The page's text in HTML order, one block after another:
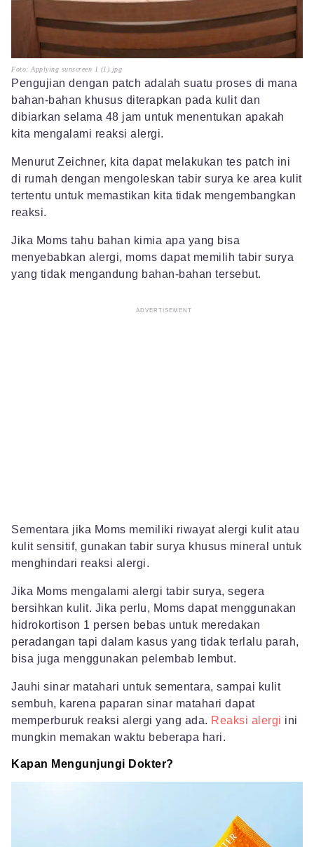
Foto: Applying sunscreen 1 (1).jpg
Pengujian dengan patch adalah suatu proses di mana
bahan-bahan khusus diterapkan pada kulit dan
dibiarkan selama 48 jam untuk menentukan apakah
kita mengalami reaksi alergi.
Menurut Zeichner, kita dapat melakukan tes patch ini
di rumah dengan mengoleskan tabir surya ke area kulit
tertentu untuk memastikan kita tidak mengembangkan
reaksi.
Jika Moms tahu bahan kimia apa yang bisa
menyebabkan alergi, moms dapat memilih tabir surya
yang tidak mengandung bahan-bahan tersebut.
Sementara jika Moms memiliki riwayat alergi kulit atau
kulit sensitif, gunakan tabir surya khusus mineral untuk
menghindari reaksi alergi.
Jika Moms mengalami alergi tabir surya, segera
bersihkan kulit. Jika perlu, Moms dapat menggunakan
hidrokortison 1 persen bebas untuk meredakan
peradangan tapi dalam kasus yang tidak terlalu parah,
bisa juga menggunakan pelembab lembut.
Jauhi sinar matahari untuk sementara, sampai kulit
sembuh, karena paparan sinar matahari dapat
memperburuk reaksi alergi yang ada. Reaksi alergi ini
mungkin memakan waktu beberapa hari.
Kapan Mengunjungi Dokter?